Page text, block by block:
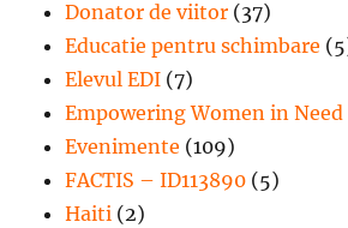
Donator de viitor (37)
Educatie pentru schimbare
Elevul EDI (7)
Empowering Women in Need
Evenimente (109)
FACTIS – ID113890 (5)
Haiti (2)